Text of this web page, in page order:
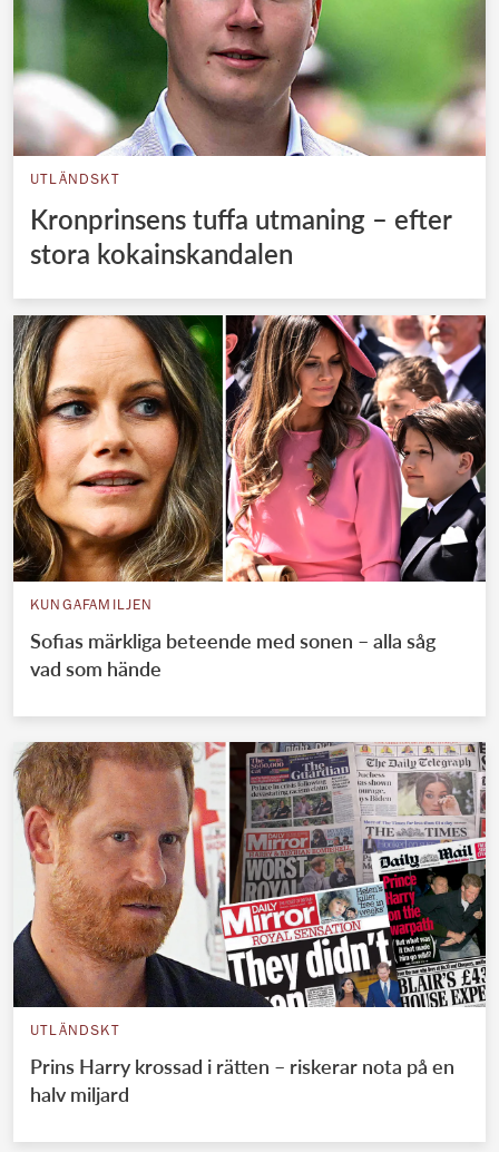
UTLÄNDSKT
Kronprinsens tuffa utmaning – efter
stora kokainskandalen
KUNGAFAMILJEN
Sofias märkliga beteende med sonen – alla såg
vad som hände
UTLÄNDSKT
Prins Harry krossad i rätten – riskerar nota på en
halv miljard